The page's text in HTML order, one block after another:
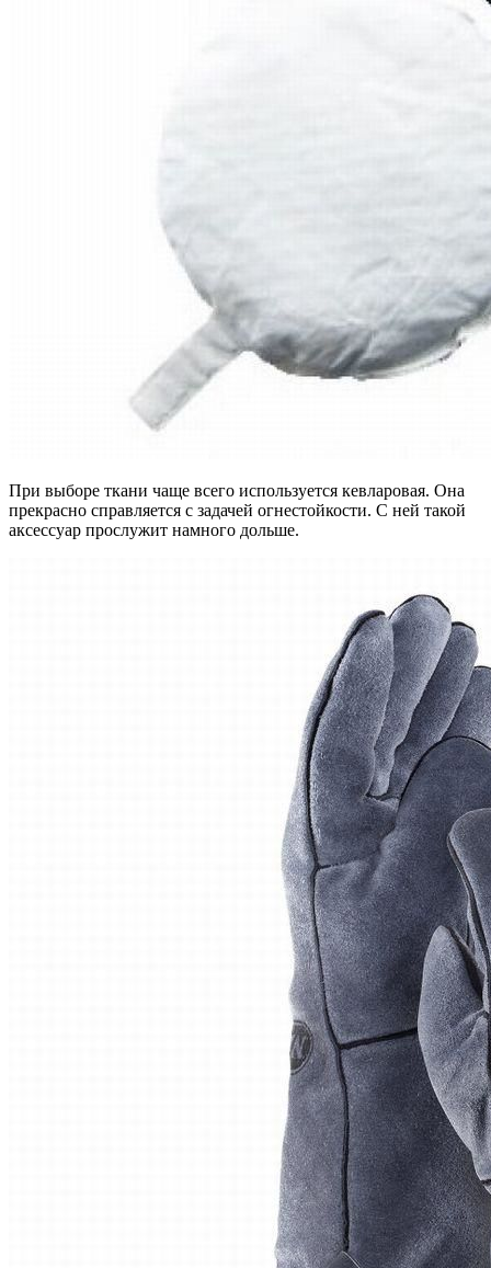
При выборе ткани чаще всего используется кевларовая. Она
прекрасно справляется с задачей огнестойкости. С ней такой
аксессуар прослужит намного дольше.